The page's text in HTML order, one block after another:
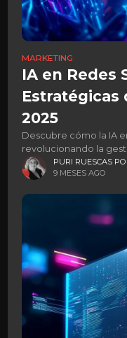
MARKETING
IA en Redes
Estratégicas
2025
Descubre cómo la IA
revolucionando la
del estudio de
PURI RUESCAS
9 MESES AGO